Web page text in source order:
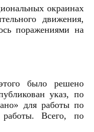
окраинах
движения,
поражениями на
было решено
указ, по
для работы по
Всего, по